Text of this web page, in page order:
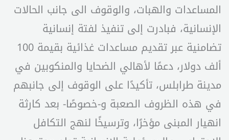
المساعدات والهبات، والوقوف الى جانب الحالات
الإنسانية، فبادرت إلى تنفيذ لفتة إنسانية
تضامنية عبر تقديم مساعدات غذائية بقيمة 100
ألف دولار، دعمًا لأهالي الضحايا والمنكوبين في
مدينة طرابلس، تأكيدًا على الوقوف إلى جانبهم
في هذه الظروف الصعبة و-خصوصًا- بعد كارثة
انهيار المبنى مؤخرًا، وترسيخًا لنهج التكافل